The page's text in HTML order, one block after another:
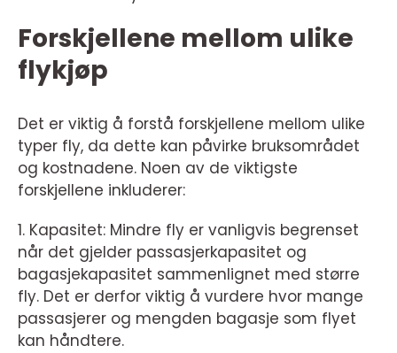
Forskjellene mellom ulike
flykjøp
Det er viktig å forstå forskjellene mellom ulike
typer fly, da dette kan påvirke bruksområdet
og kostnadene. Noen av de viktigste
forskjellene inkluderer:
1. Kapasitet: Mindre fly er vanligvis begrenset
når det gjelder passasjerkapasitet og
bagasjekapasitet sammenlignet med større
fly. Det er derfor viktig å vurdere hvor mange
passasjerer og mengden bagasje som flyet
kan håndtere.